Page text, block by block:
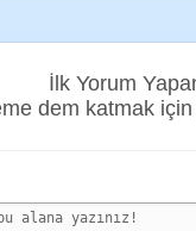
İlk Yorum
dem katmak